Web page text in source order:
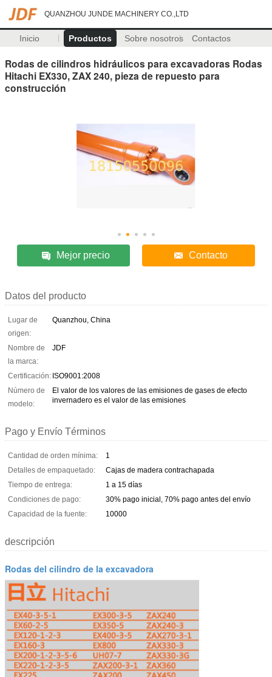
QUANZHOU JUNDE MACHINERY CO.,LTD
Inicio Productos Sobre nosotros Contactos
Rodas de cilindros hidráulicos para excavadoras Rodas
Hitachi EX330, ZAX 240, pieza de repuesto para
construcción
Mejor precio Contacto
Datos del producto
Lugar de
origen:
Quanzhou, China
Nombre de
la marca:
JDF
Certificación: ISO9001:2008
Número de
modelo:
El valor de los valores de las emisiones de gases de efecto
invernadero es el valor de las emisiones
Pago y Envío Términos
Cantidad de orden mínima:
1
Detalles de empaquetado:
Cajas de madera contrachapada
Tiempo de entrega:
1 a 15 días
Condiciones de pago:
30% pago inicial, 70% pago antes del envío
Capacidad de la fuente:
10000
descripción
Rodas del cilindro de la excavadora